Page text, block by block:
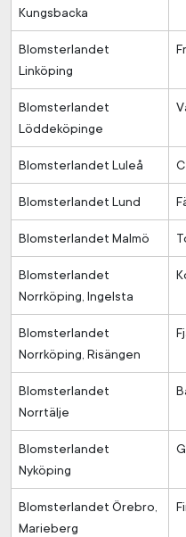
Kungsbacka
Blomsterlandet
Linköping
Blomsterlandet
Löddeköpinge
Blomsterlandet Luleå
Blomsterlandet Lund
Blomsterlandet Malmö
Blomsterlandet
Norrköping, Ingelsta
Blomsterlandet
Norrköping, Risängen
Blomsterlandet
Norrtälje
Blomsterlandet
Nyköping
Blomsterlandet Örebro,
Marieberg